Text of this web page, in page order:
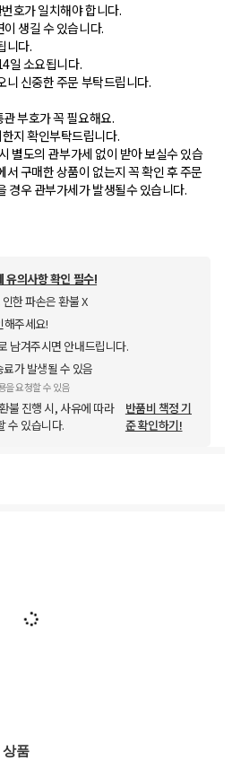
호가 일치해야 합니다.
생길 수 있습니다.
니다.
일 소요됩니다.
신중한 주문 부탁드립니다.
부호가 꼭 필요해요.
지 확인부탁드립니다.
별도의 관부가세 없이 받아 보실수 있습
구매한 상품이 없는지 꼭 확인 후 주문
경우 관부가세가 발생될수 있습니다.
유의사항 확인 필수!
한 파손은 환불 X
해주세요!
남겨주시면 안내드립니다.
가 발생될 수 있음
을 요청할 수 있음
불 진행 시, 사유에 따라
수 있습니다.
반품비 책정 기
준 확인하기!
품